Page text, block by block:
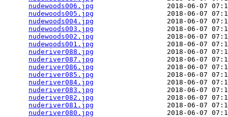
nudewoods006.jpg
2018-06-07
nudewoods005.jpg
2018-06-07
nudewoods004.jpg
2018-06-07
nudewoods003.jpg
2018-06-07
nudewoods002.jpg
2018-06-07
nudewoods001.jpg
2018-06-07
nuderiver088.jpg
2018-06-07
nuderiver087.jpg
2018-06-07
nuderiver086.jpg
2018-06-07
nuderiver085.jpg
2018-06-07
nuderiver084.jpg
2018-06-07
nuderiver083.jpg
2018-06-07
nuderiver082.jpg
2018-06-07
nuderiver081.jpg
2018-06-07
nuderiver080.jpg
2018-06-07